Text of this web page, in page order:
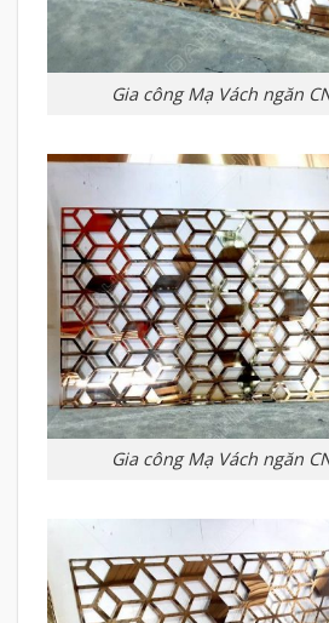
Gia công Mạ Vách ngăn
Gia công Mạ Vách ngăn